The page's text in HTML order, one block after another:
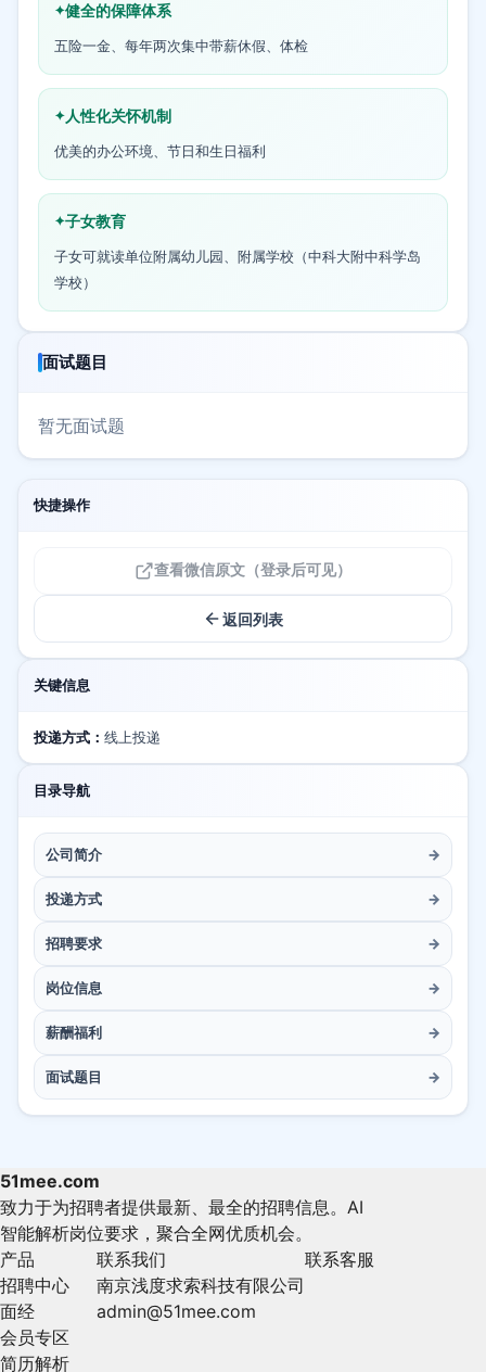
健全的保障体系
五险一金、每年两次集中带薪休假、体检
人性化关怀机制
优美的办公环境、节日和生日福利
子女教育
子女可就读单位附属幼儿园、附属学校（中科大附中科学岛
学校）
面试题目
暂无面试题
快捷操作
查看微信原文（登录后可见）
返回列表
关键信息
投递方式： 线上投递
目录导航
公司简介 →
投递方式 →
招聘要求 →
岗位信息 →
薪酬福利 →
面试题目 →
51mee.com
致力于为招聘者提供最新、最全的招聘信息。AI
智能解析岗位要求，聚合全网优质机会。
产品
招聘中心
面经
会员专区
简历解析
联系我们
南京浅度求索科技有限公司
admin@51mee.com
联系客服